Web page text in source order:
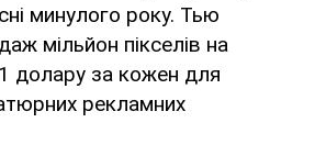
минулого року. Тью
мільйон пікселів на
долару за кожен для
рекламних